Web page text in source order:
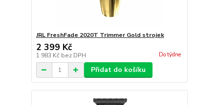
JRL FreshFade 2020T Trimmer Gold strojek
2 399 Kč
1 983 Kč bez DPH Do týdne
Přidat do košíku